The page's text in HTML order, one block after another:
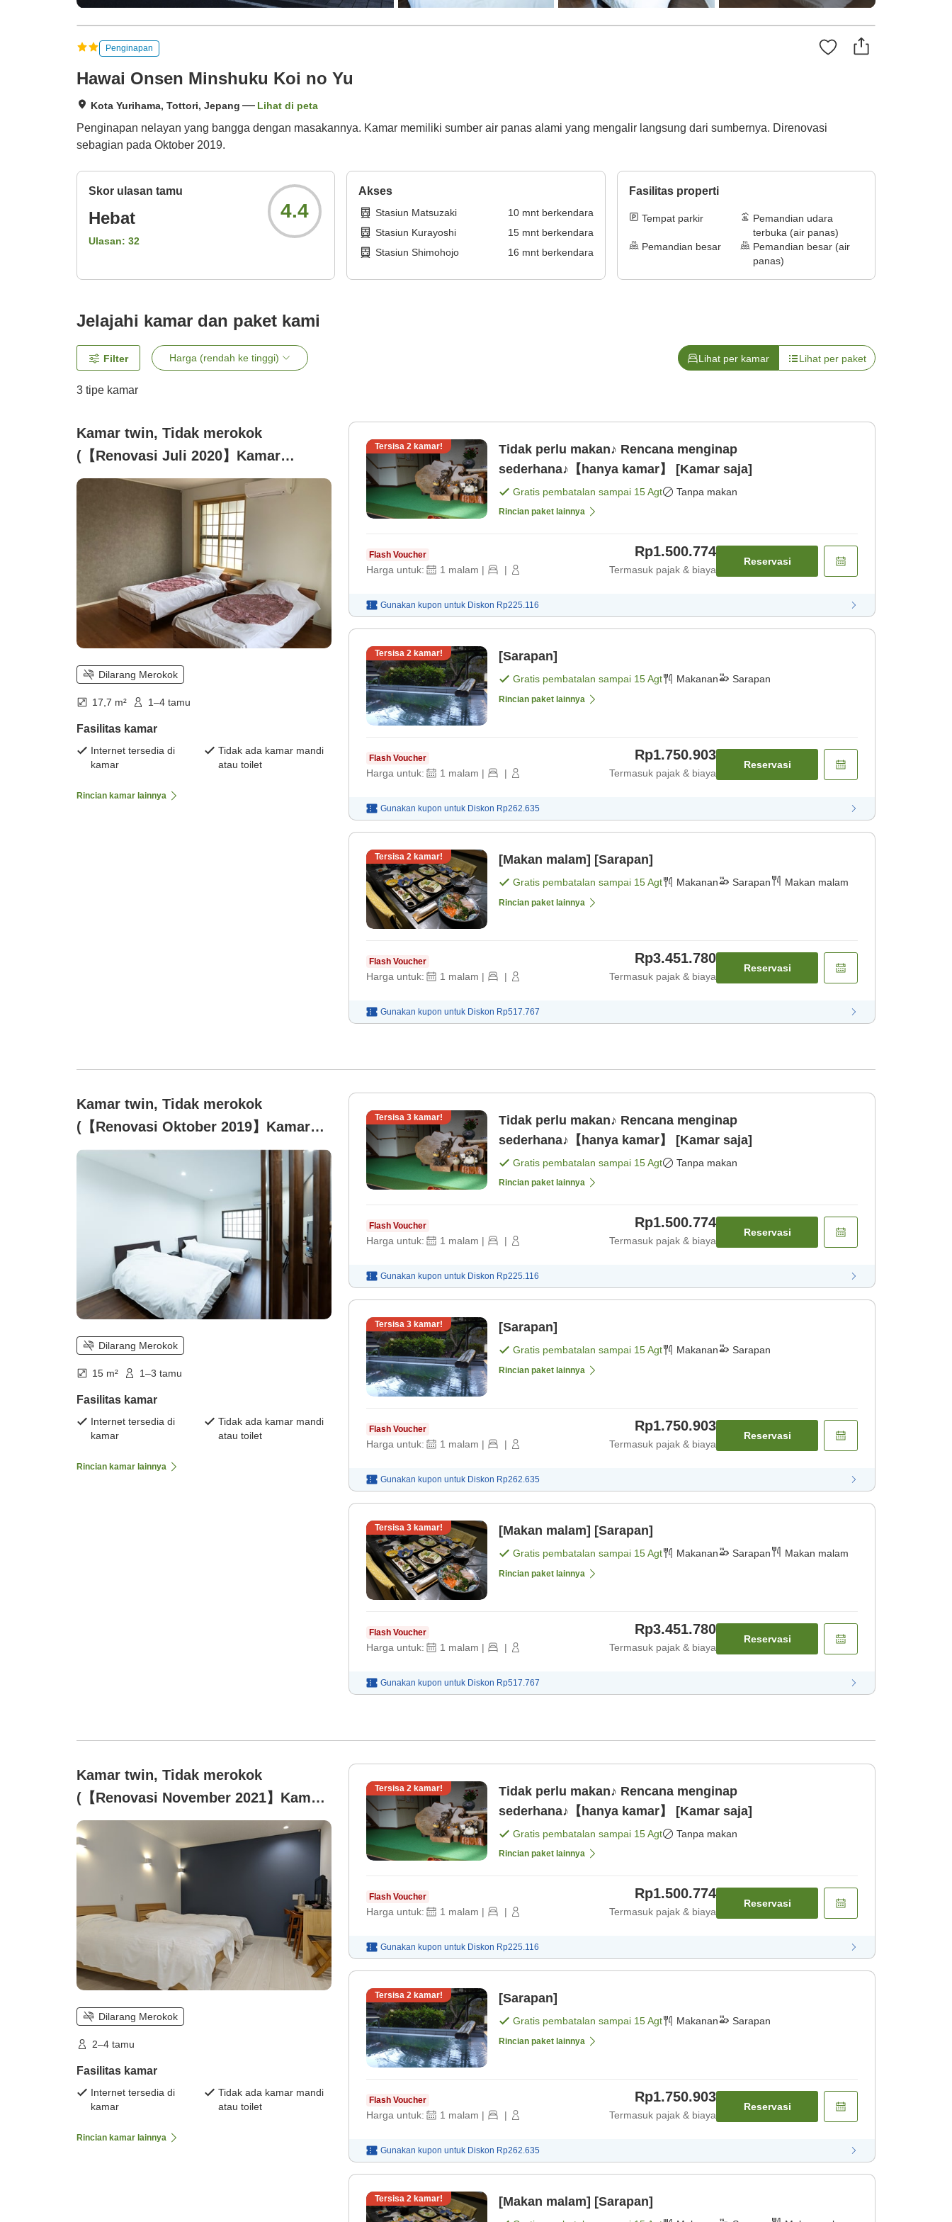
Penginapan
Hawai Onsen Minshuku Koi no Yu
Kota Yurihama, Tottori, Jepang Lihat di peta
Penginapan nelayan yang bangga dengan masakannya. Kamar memiliki sumber air panas alami yang mengalir langsung dari sumbernya. Direnovasi
sebagian pada Oktober 2019.
Skor ulasan tamu
Hebat
Ulasan: 32
4.4
Akses
Stasiun Matsuzaki 10mnt berkendara
Stasiun Kurayoshi
15mnt berkendara
Stasiun Shimohojo
16 mnt berkendara
Fasilitas properti
Tempat parkir
Pemandian udara
terbuka (air panas)
Pemandian besar
Pemandian besar (air
panas)
Jelajahi kamar dan paket kami
Filter Harga (rendah ke tinggi) Lihat per kamar Lihat per paket
3 tipe kamar
Kamar twin, Tidak merokok
(【Renovasi Juli 2020】Kamar
Bergaya Barat 10 Tatami)
Dilarang Merokok
17,7 m² 1–4 tamu
Fasilitas kamar
Internet tersedia di
kamar
Tidak ada kamar mandi
atau toilet
Rincian kamar lainnya
Tersisa 2 kamar!
Tidak perlu makan♪ Rencana menginap
sederhana♪【hanya kamar】 [Kamar saja]
Gratis pembatalan sampai 15 Agt Tanpa makan
Rincian paket lainnya
Flash Voucher
Harga untuk: 1 malam | |
Rp1.500.774
Termasuk pajak & biaya
Reservasi
Gunakan kupon untuk Diskon Rp225.116
Tersisa 2 kamar! [Sarapan]
Gratis pembatalan sampai 15 Agt Makanan Sarapan
Rincian paket lainnya
Flash Voucher
Harga untuk: 1 malam | |
Rp1.750.903
Termasuk pajak & biaya
Reservasi
Gunakan kupon untuk Diskon Rp262.635
Tersisa 2 kamar! [Makan malam] [Sarapan]
Gratis pembatalan sampai 15 Agt Makanan Sarapan Makan malam
Rincian paket lainnya
Flash Voucher
Harga untuk: 1 malam | |
Rp3.451.780
Termasuk pajak & biaya
Reservasi
Gunakan kupon untuk Diskon Rp517.767
Kamar twin, Tidak merokok
(【Renovasi Oktober 2019】Kamar
bergaya Barat 6 tatami)
Dilarang Merokok
15 m² 1–3 tamu
Fasilitas kamar
Internet tersedia di
kamar
Tidak ada kamar mandi
atau toilet
Rincian kamar lainnya
Tersisa 3 kamar!
Tidak perlu makan♪ Rencana menginap
sederhana♪【hanya kamar】 [Kamar saja]
Gratis pembatalan sampai 15 Agt Tanpa makan
Rincian paket lainnya
Flash Voucher
Harga untuk: 1 malam | |
Rp1.500.774
Termasuk pajak & biaya
Reservasi
Gunakan kupon untuk Diskon Rp225.116
Tersisa 3 kamar! [Sarapan]
Gratis pembatalan sampai 15 Agt Makanan Sarapan
Rincian paket lainnya
Flash Voucher
Harga untuk: 1 malam | |
Rp1.750.903
Termasuk pajak & biaya
Reservasi
Gunakan kupon untuk Diskon Rp262.635
Tersisa 3 kamar! [Makan malam] [Sarapan]
Gratis pembatalan sampai 15 Agt Makanan Sarapan Makan malam
Rincian paket lainnya
Flash Voucher
Harga untuk: 1 malam | |
Rp3.451.780
Termasuk pajak & biaya
Reservasi
Gunakan kupon untuk Diskon Rp517.767
Kamar twin, Tidak merokok
(【Renovasi November 2021】Kamar
bergaya Barat 8 tatami)
Dilarang Merokok
2–4 tamu
Fasilitas kamar
Internet tersedia di
kamar
Tidak ada kamar mandi
atau toilet
Rincian kamar lainnya
Tersisa 2 kamar!
Tidak perlu makan♪ Rencana menginap
sederhana♪【hanya kamar】 [Kamar saja]
Gratis pembatalan sampai 15 Agt Tanpa makan
Rincian paket lainnya
Flash Voucher
Harga untuk: 1 malam | |
Rp1.500.774
Termasuk pajak & biaya
Reservasi
Gunakan kupon untuk Diskon Rp225.116
Tersisa 2 kamar! [Sarapan]
Gratis pembatalan sampai 15 Agt Makanan Sarapan
Rincian paket lainnya
Flash Voucher
Harga untuk: 1 malam | |
Rp1.750.903
Termasuk pajak & biaya
Reservasi
Gunakan kupon untuk Diskon Rp262.635
Tersisa 2 kamar! [Makan malam] [Sarapan]